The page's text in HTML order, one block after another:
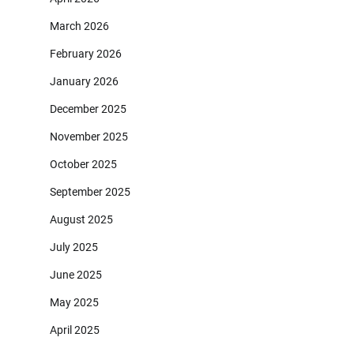
March 2026
February 2026
January 2026
December 2025
November 2025
October 2025
September 2025
August 2025
July 2025
June 2025
May 2025
April 2025